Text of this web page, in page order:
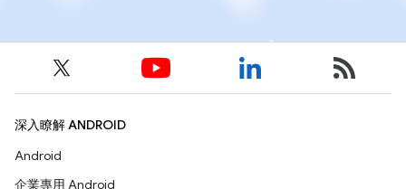
深入瞭解 ANDROID
Android
企業專用 Android